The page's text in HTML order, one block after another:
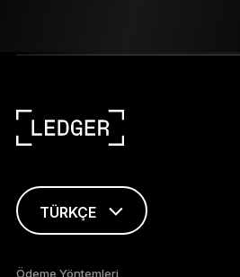
TÜRKÇE
Ödeme Yöntemleri